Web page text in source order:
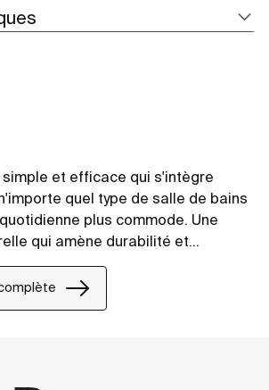
simple et efficace qui s'intègre
quel type de salle de bains
plus commode. Une
qui amène durabilité et